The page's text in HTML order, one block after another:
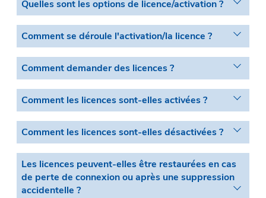
Quelles sont les options de licence/activation ?
Comment se déroule l'activation/la licence ?
Comment demander des licences ?
Comment les licences sont-elles activées ?
Comment les licences sont-elles désactivées ?
Les licences peuvent-elles être restaurées en cas
de perte de connexion ou après une suppression
accidentelle ?